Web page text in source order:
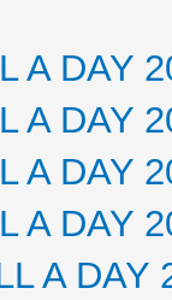
A DAY
A DAY
A DAY
A DAY
A DAY